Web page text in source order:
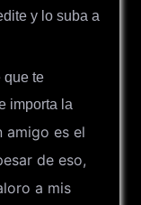
y lo suba a
que te
importa la
amigo es el
de eso,
a mis